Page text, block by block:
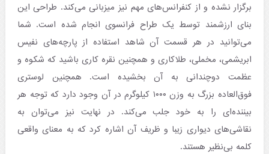
برگزار نشده و از کنفرانس‌های مهم نیز میزبانی می‌کند. طراحی این
بنای ارزشمند توسط یک طراح فرانسوی انجام شده است. شما
می‌توانید در هر قسمت‌ آن شاهد استفاده از پارچه‌های نفیس
ابریشمی، مخملی، طلاکاری و همچنین نقره کاری باشید که شکوه و
عظمت دوچندانی به آن بخشیده است. همچنین لوستری
فوق‌العاده بزرگ به وزن ۱۰۰۰ کیلوگرم در آن وجود دارد که توجه هر
بیننده‌ای را به خود جلب می‌کند. در نهایت نیز می‌توان به
نقاشی‌های دیواری زیبا و ظریف آن اشاره کرد که به معنای واقعی
کلمه بی‌نظیر هستند.